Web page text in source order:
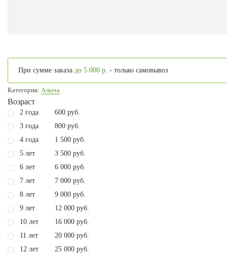
При сумме заказа до 5 000 р. - только самовывоз
Категория: Алыча
Возраст
2 года
600 руб.
3 года
800 руб.
4 года
1 500 руб.
5 лет
3 500 руб.
6 лет
6 000 руб.
7 лет
7 000 руб.
8 лет
9 000 руб.
9 лет
12 000 руб.
10 лет
16 000 руб.
11 лет
20 000 руб.
12 лет
25 000 руб.